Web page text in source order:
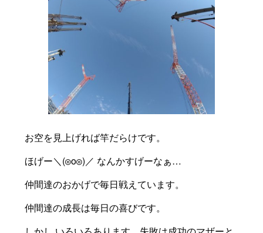
お空を見上げれば竿だらけです。
ほげー＼(◎o◎)／ なんかすげーなぁ…
仲間達のおかげで毎日戦えています。
仲間達の成長は毎日の喜びです。